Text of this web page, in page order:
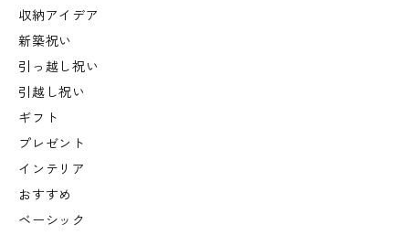
収納アイデア
新築祝い
引っ越し祝い
引越し祝い
ギフト
プレゼント
インテリア
おすすめ
ベーシック